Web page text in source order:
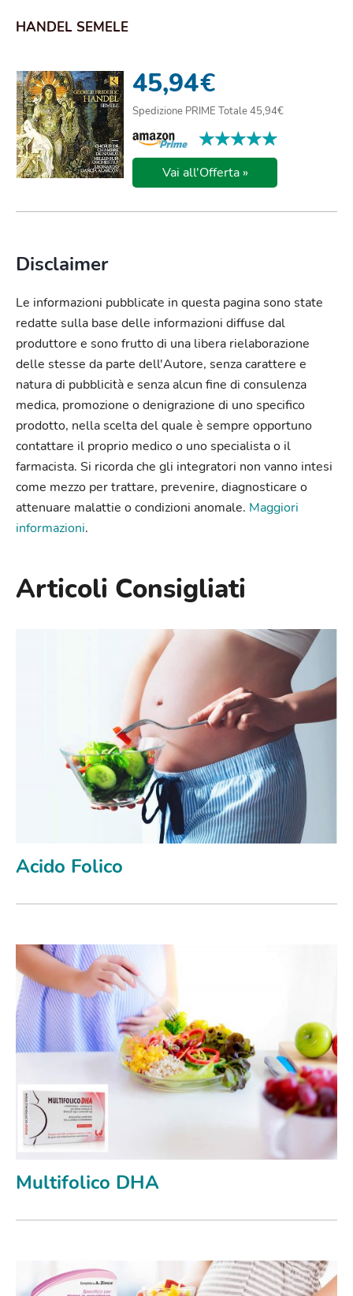
HANDEL SEMELE
45,94€
Spedizione PRIME Totale 45,94€
★★★★★
★★★★★
Vai all'Offerta »
Disclaimer
Le informazioni pubblicate in questa pagina sono state
redatte sulla base delle informazioni diffuse dal
produttore e sono frutto di una libera rielaborazione
delle stesse da parte dell'Autore, senza carattere e
natura di pubblicità e senza alcun fine di consulenza
medica, promozione o denigrazione di uno specifico
prodotto, nella scelta del quale è sempre opportuno
contattare il proprio medico o uno specialista o il
farmacista. Si ricorda che gli integratori non vanno intesi
come mezzo per trattare, prevenire, diagnosticare o
attenuare malattie o condizioni anomale. Maggiori
informazioni.
Articoli Consigliati
Acido Folico
Multifolico DHA